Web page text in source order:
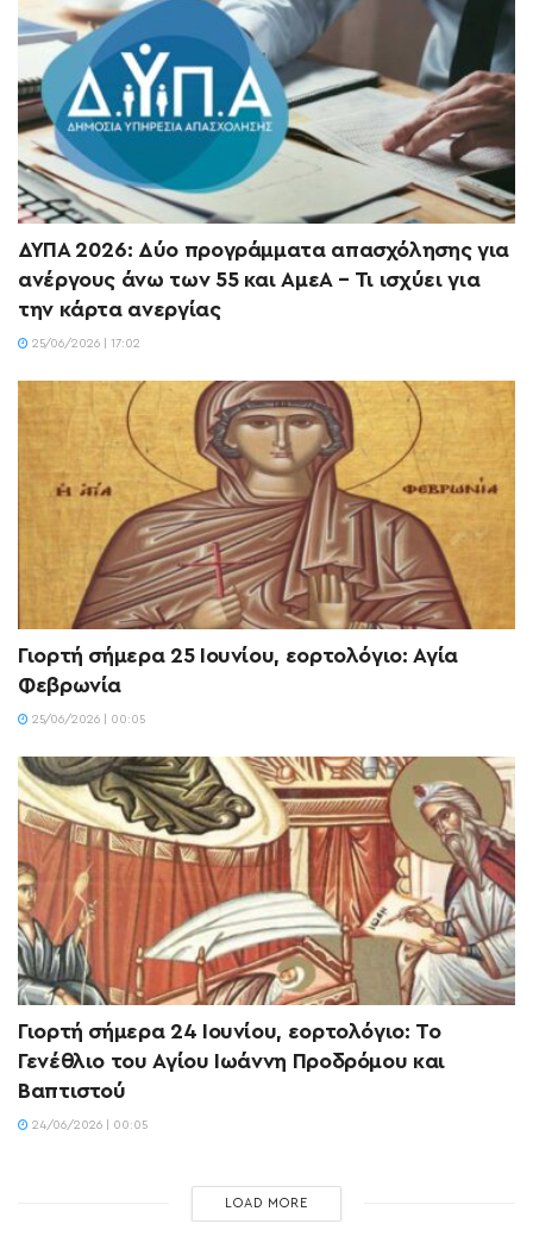
ΔΥΠΑ 2026: Δύο προγράμματα απασχόλησης για
ανέργους άνω των 55 και ΑμεΑ – Τι ισχύει για
την κάρτα ανεργίας
25/06/2026 | 17:02
Γιορτή σήμερα 25 Ιουνίου, εορτολόγιο: Αγία
Φεβρωνία
25/06/2026 | 00:05
Γιορτή σήμερα 24 Ιουνίου, εορτολόγιο: Το
Γενέθλιο του Αγίου Ιωάννη Προδρόμου και
Βαπτιστού
24/06/2026 | 00:05
LOAD MORE